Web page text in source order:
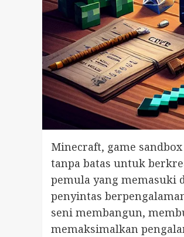
Minecraft, game
tanpa batas untuk
pemula yang memasuki
penyintas
seni membangun,
memaksimalkan